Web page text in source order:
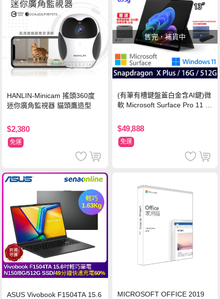
HANLIN-Minicam 搖頭360度
迷你廣角監視器 貓頭鷹造型
$2,380
免運
售完，補貨中
(有筆有槽鍵盤蓋白金含AI鍵)微
軟 Microsoft Surface Pro 11 (S
石墨黑
$49,888
免運
ASUS Vivobook F1504TA 15.6
MICROSOFT OFFICE 2019